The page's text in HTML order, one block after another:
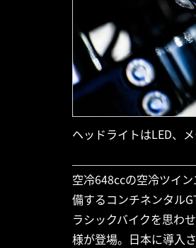
ヘッドライトはLED、
空冷648ccの空冷ツイ
備するコンチネンタル
ラシックバイクを思わ
様が登場。日本に導入